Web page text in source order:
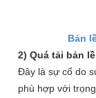
Bản
2) Quá tải bản
Đây là sự cố do
phù hợp với